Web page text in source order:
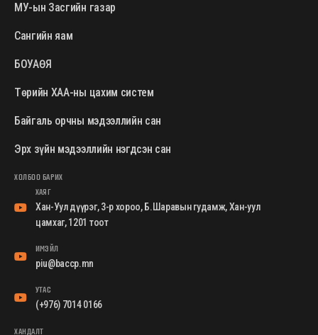
МУ-ын Засгийн газар
Сангийн яам
БОУАӨЯ
Төрийн ХАА-ны цахим систем
Байгаль орчны мэдээллийн сан
Эрх зүйн мэдээллийн нэгдсэн сан
ХОЛБОО БАРИХ
ХАЯГ
Хан-Уул дүүрэг, 3-р хороо, Б.Шаравын гудамж, Хан-уул
цамхаг, 1201 тоот
ИМЭЙЛ
piu@baccp.mn
УТАС
(+976) 7014 0166
ХАНДАЛТ